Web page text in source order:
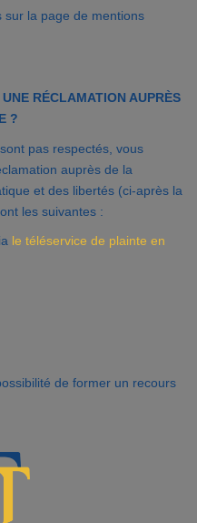
sur la page de mentions
RÉCLAMATION AUPRÈS
?
pas respectés, vous
auprès de la
et des libertés (ci-après la
les suivantes :
le téléservice de plainte en
de former un recours